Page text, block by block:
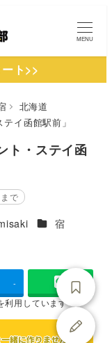
MENU
ト>>
北海道
イ函館駅前」
ト・ステイ函
で
施設ジャンル
宿
-
利用しています